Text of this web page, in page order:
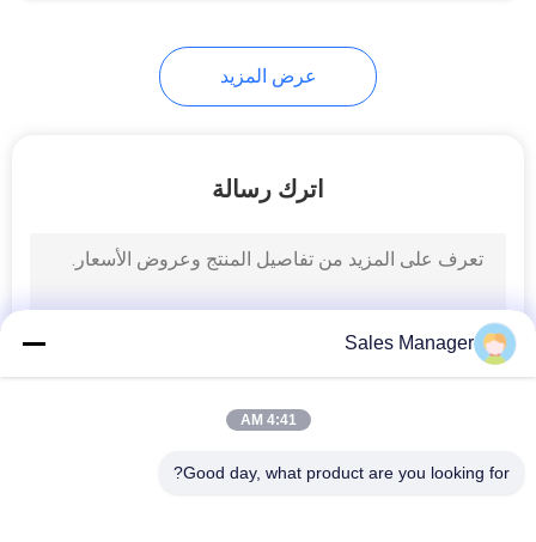
شاشة LED الخارجية
شاشة LED شفافة
22
عرض المزيد
اترك رسالة
Sales Manager
4:41 AM
Good day, what product are you looking for?